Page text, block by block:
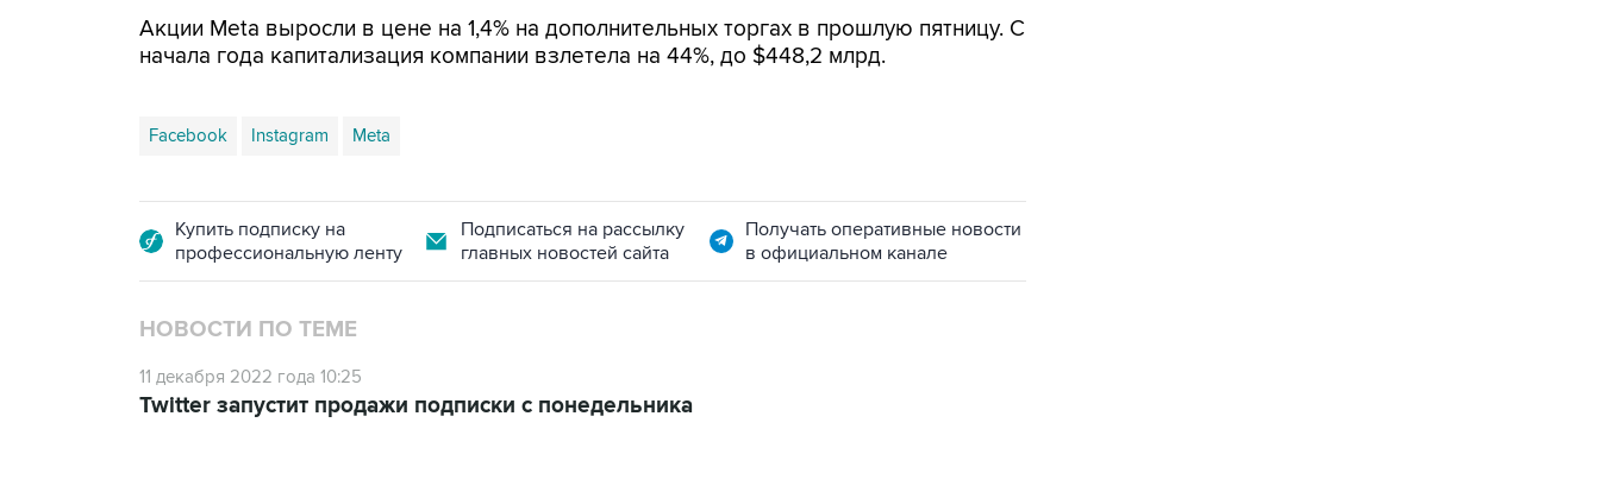
Акции Meta выросли в цене на 1,4% на дополнительных торгах в прошлую пятницу. С
начала года капитализация компании взлетела на 44%, до $448,2 млрд.
Facebook Instagram Meta
Купить подписку на
профессиональную ленту
Подписаться на рассылку
главных новостей сайта
Получать оперативные новости
в официальном канале
НОВОСТИ ПО ТЕМЕ
11 декабря 2022 года 10:25
Twitter запустит продажи подписки с понедельника